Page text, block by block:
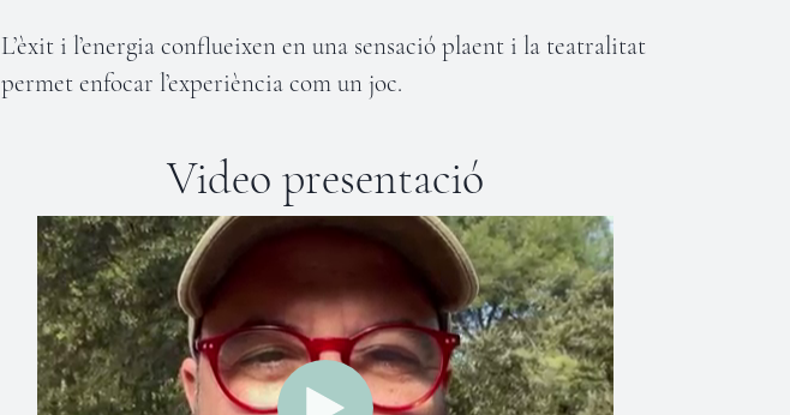
L’èxit i l’energia conflueixen en una sensació plaent i la teatralitat
permet enfocar l’experiència com un joc.
Video presentació